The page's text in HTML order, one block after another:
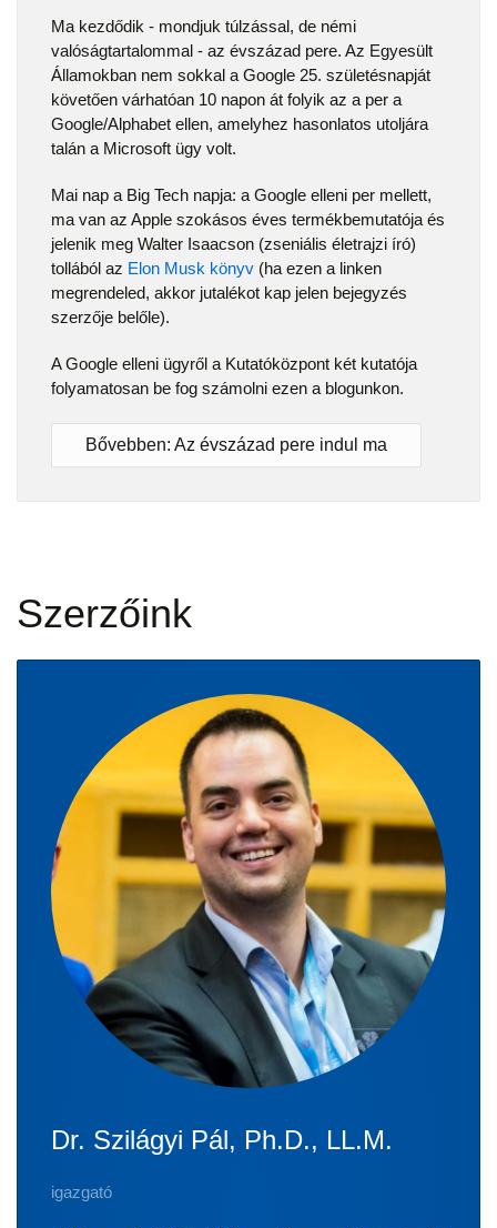
Ma kezdődik - mondjuk túlzással, de némi
valóságtartalommal - az évszázad pere. Az Egyesült
Államokban nem sokkal a Google 25. születésnapját
követően várhatóan 10 napon át folyik az a per a
Google/Alphabet ellen, amelyhez hasonlatos utoljára
talán a Microsoft ügy volt.
Mai nap a Big Tech napja: a Google elleni per mellett,
ma van az Apple szokásos éves termékbemutatója és
jelenik meg Walter Isaacson (zseniális életrajzi író)
tollából az Elon Musk könyv (ha ezen a linken
megrendeled, akkor jutalékot kap jelen bejegyzés
szerzője belőle).
A Google elleni ügyről a Kutatóközpont két kutatója
folyamatosan be fog számolni ezen a blogunkon.
Bővebben: Az évszázad pere indul ma
Szerzőink
Dr. Szilágyi Pál, Ph.D., LL.M.
igazgató